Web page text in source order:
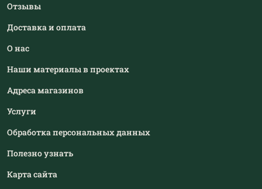
Отзывы
Доставка и оплата
О нас
Наши материалы в проектах
Адреса магазинов
Услуги
Обработка персональных данных
Полезно узнать
Карта сайта